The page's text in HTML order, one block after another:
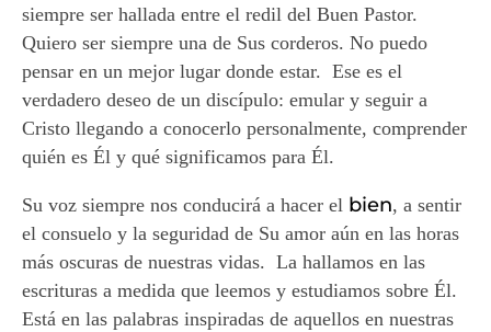
siempre ser hallada entre el redil del Buen Pastor.
Quiero ser siempre una de Sus corderos. No puedo
pensar en un mejor lugar donde estar. Ese es el
verdadero deseo de un discípulo: emular y seguir a
Cristo llegando a conocerlo personalmente, comprender
quién es Él y qué significamos para Él.
Su voz siempre nos conducirá a hacer el bien, a sentir
el consuelo y la seguridad de Su amor aún en las horas
más oscuras de nuestras vidas. La hallamos en las
escrituras a medida que leemos y estudiamos sobre Él.
Está en las palabras inspiradas de aquellos en nuestras